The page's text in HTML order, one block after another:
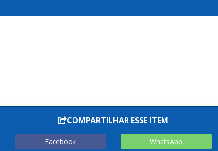
COMPARTILHAR ESSE ITEM
Facebook WhatsApp